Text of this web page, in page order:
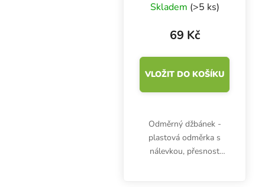
Skladem (>5 ks)
69 Kč
VLOŽIT DO KOŠÍKU
Odměrný džbánek -
plastová odměrka s
nálevkou, přesnost